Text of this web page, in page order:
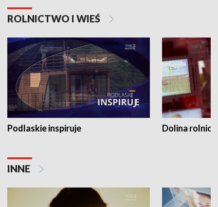
ROLNICTWO I WIEŚ
Podlaskie inspiruje Dolina
INNE